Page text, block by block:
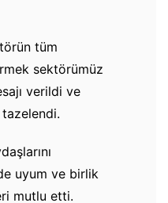
tüm
sektörümüz
verildi ve
uyum ve birlik
mutlu etti.